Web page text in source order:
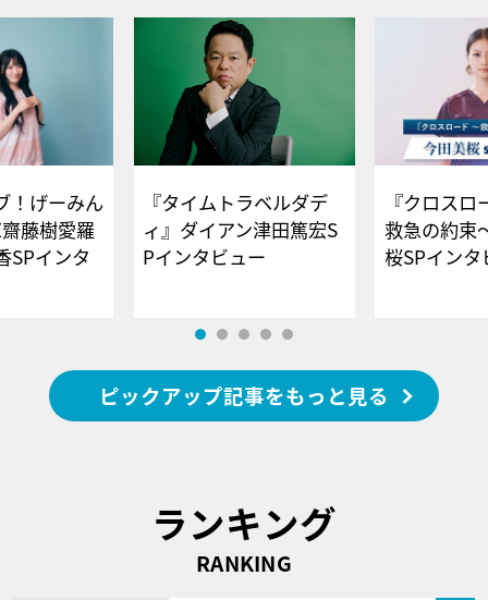
！げーみん
藤樹愛羅
SPインタ
『タイムトラベルダデ
ィ』ダイアン津田篤宏S
Pインタビュー
『クロス
救急の約束
桜SPイ
ピックアップ記事をもっと見る
ランキング
RANKING